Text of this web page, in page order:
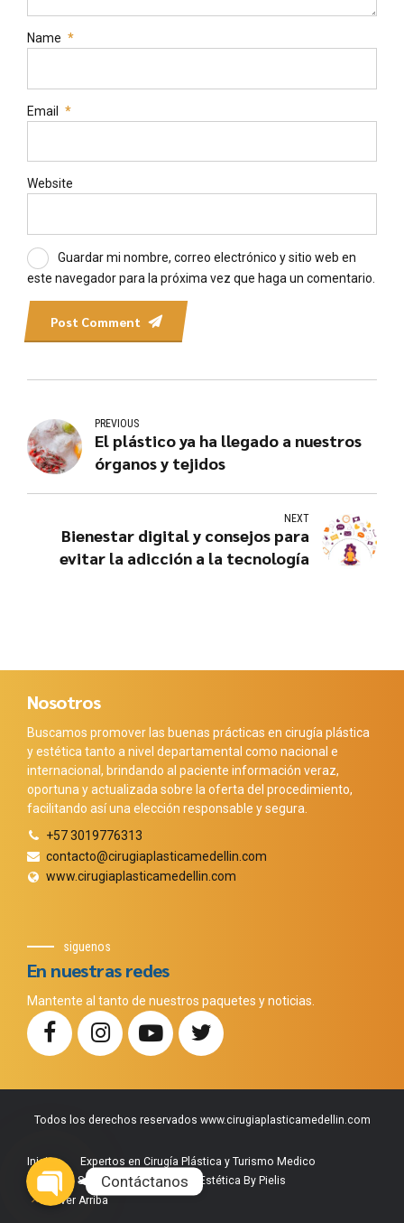
Name *
Email *
Website
Guardar mi nombre, correo electrónico y sitio web en
este navegador para la próxima vez que haga un comentario.
Post Comment
PREVIOUS
El plástico ya ha llegado a nuestros
órganos y tejidos
NEXT
Bienestar digital y consejos para
evitar la adicción a la tecnología
Nosotros
Buscamos promover las buenas prácticas en cirugía plástica
y estética tanto a nivel departamental como nacional e
internacional, brindando al paciente información veraz,
oportuna y actualizada sobre la oferta del procedimiento,
facilitando así una elección responsable y segura.
+57 3019776313
contacto@cirugiaplasticamedellin.com
www.cirugiaplasticamedellin.com
siguenos
En nuestras redes
Mantente al tanto de nuestros paquetes y noticias.
Todos los derechos reservados www.cirugiaplasticamedellin.com
Inicio
Expertos en Cirugía Plástica y Turismo Medico
Nuestros Servicios
Medicina Estética By Pielis
Volver Arriba
Phone WhatsAppFacebook MessengerInstagramGoogle Map
Contáctanos